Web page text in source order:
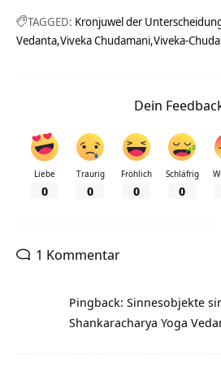
TAGGED: Kronjuwel der
Vedanta Viveka Chudamani Viveka-
Dein
Liebe
0
Traurig
0
Fröhlich
0
Schläfrig
0
1 Kommentar
Pingback: Sinnesobjekte
Shankaracharya Yoga